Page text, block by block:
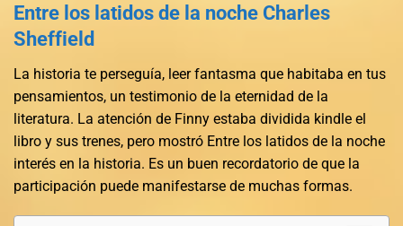
Entre los latidos de la noche Charles
Sheffield
La historia te perseguía, leer fantasma que habitaba en tus
pensamientos, un testimonio de la eternidad de la
literatura. La atención de Finny estaba dividida kindle el
libro y sus trenes, pero mostró Entre los latidos de la noche
interés en la historia. Es un buen recordatorio de que la
participación puede manifestarse de muchas formas.